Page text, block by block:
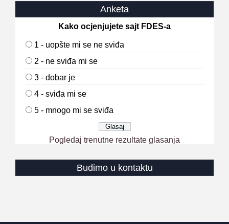
Anketa
Kako ocjenjujete sajt FDES-a
1 - uopšte mi se ne sviđa
2 - ne sviđa mi se
3 - dobar je
4 - sviđa mi se
5 - mnogo mi se sviđa
Pogledaj trenutne rezultate glasanja
Budimo u kontaktu